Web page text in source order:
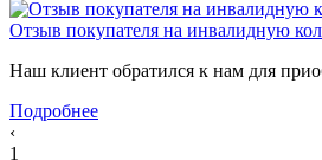
Отзыв покупателя на инвалидную
Наш клиент обратился к нам для
Подробнее
‹
1